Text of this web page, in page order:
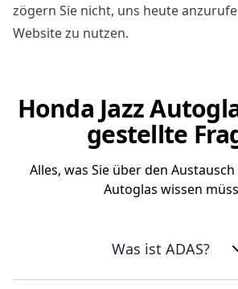
zögern Sie nicht, uns heute
Website zu nutzen.
Honda Jazz
gestellte
Alles, was Sie über den Austausch
Autoglas wissen
Was ist ADAS?